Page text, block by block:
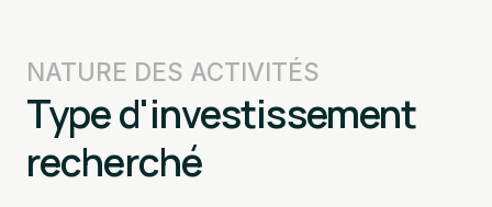
NATURE DES ACTIVITÉS
Type d'investissement
recherché